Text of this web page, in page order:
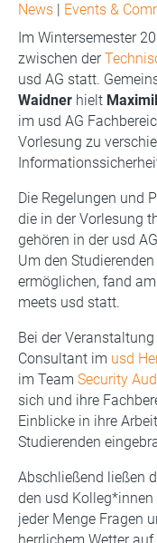
News | Events &
Im Wintersemester
zwischen der
usd AG statt.
Waidner hielt
im usd AG
Vorlesung zu
Die Regelungen und
die in der Vorlesung
gehören in der usd
Um den
ermöglichen, fand
meets usd statt.
Bei der
Consultant im usd
im Team Security
sich und ihre
Einblicke in ihre
Studierenden
Abschließend ließen
den usd
jeder Menge Fragen